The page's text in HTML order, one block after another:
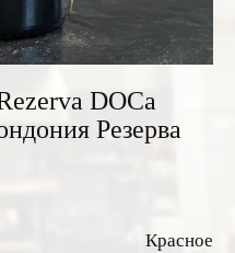
DOCa
Резерва
Красное